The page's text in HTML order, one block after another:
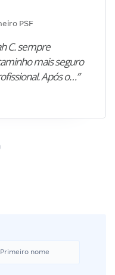
PSF
C. sempre
mais seguro
Após o…”